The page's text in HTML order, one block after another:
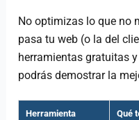
No optimizas lo que no
pasa tu web (o la del
herramientas gratuitas
podrás demostrar la
Herramienta Qué